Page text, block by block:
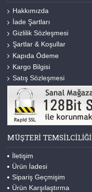
Hakkımızda
İade Şartları
Gizlilik Sözleşmesi
Şartlar & Koşullar
Kapıda Ödeme
Kargo Bilgisi
Satış Sözleşmesi
MÜŞTERI TEMSILCILIĞI
İletişim
Ürün İadesi
Sipariş Geçmişim
Ürün Karşılaştırma